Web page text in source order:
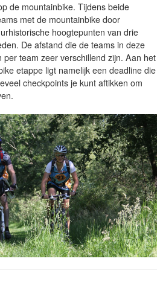
de mountainbike. Tijdens beide
met de mountainbike door
hoogtepunten van drie
De afstand die de teams in deze
team zeer verschillend zijn. Aan het
etappe ligt namelijk een deadline die
checkpoints je kunt aftikken om